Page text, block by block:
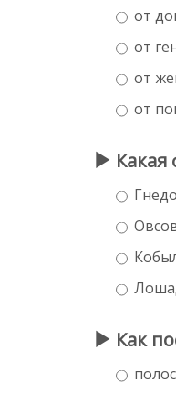
от
от
от
от
Какая
Как